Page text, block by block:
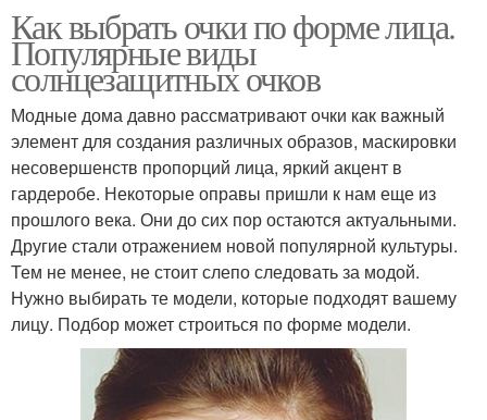
Как выбрать очки по форме лица.
Популярные виды
солнцезащитных очков
Модные дома давно рассматривают очки как важный
элемент для создания различных образов, маскировки
несовершенств пропорций лица, яркий акцент в
гардеробе. Некоторые оправы пришли к нам еще из
прошлого века. Они до сих пор остаются актуальными.
Другие стали отражением новой популярной культуры.
Тем не менее, не стоит слепо следовать за модой.
Нужно выбирать те модели, которые подходят вашему
лицу. Подбор может строиться по форме модели.